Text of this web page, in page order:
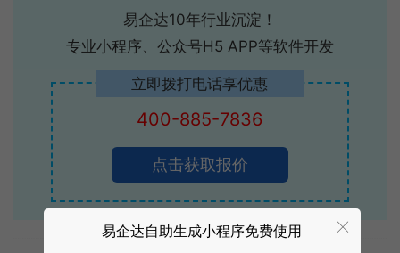
易企达10年行业沉淀！
专业小程序、公众号H5 APP等软件开发
立即拨打电话享优惠
400-885-7836
点击获取报价
易企达自助生成小程序免费使用